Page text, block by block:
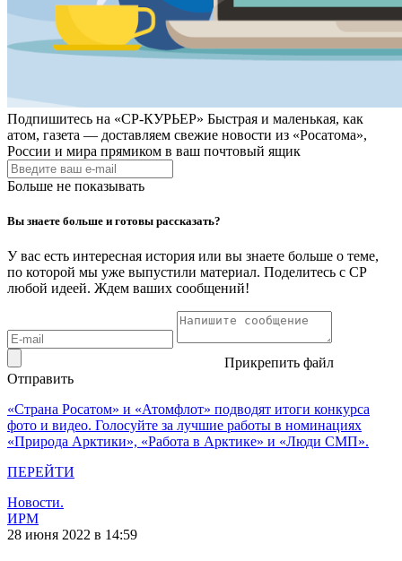
Подпишитесь на «СР-КУРЬЕР» Быстрая и маленькая, как
атом, газета — доставляем свежие новости из «Росатома»,
России и мира прямиком в ваш почтовый ящик
Больше не показывать
Вы знаете больше и готовы рассказать?
У вас есть интересная история или вы знаете больше о теме,
по которой мы уже выпустили материал. Поделитесь с СР
любой идеей. Ждем ваших сообщений!
Прикрепить файл
Отправить
«Страна Росатом» и «Атомфлот» подводят итоги конкурса
фото и видео. Голосуйте за лучшие работы в номинациях
«Природа Арктики», «Работа в Арктике» и «Люди СМП».
ПЕРЕЙТИ
Новости.
ИРМ
28 июня 2022 в 14:59